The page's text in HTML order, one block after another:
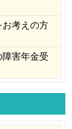
お考えの方
害年金受